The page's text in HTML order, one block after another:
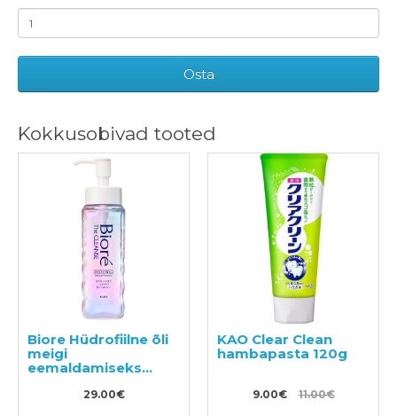
Osta
Kokkusobivad tooted
Biore Hüdrofiilne õli
meigi
eemaldamiseks
29.00€
KAO Clear Clean
hambapasta 120g
9.00€ 11.00€